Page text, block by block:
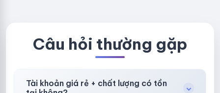
Câu hỏi thường gặp
Tài khoản giá rẻ + chất lượng có tồn